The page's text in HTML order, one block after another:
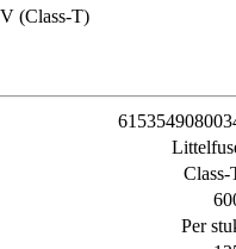
(Class-T)
Class-
Per